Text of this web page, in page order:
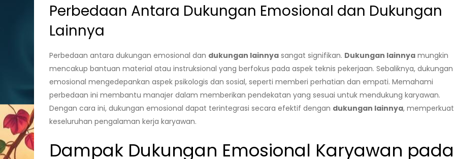
Perbedaan Antara Dukungan Emosional dan Dukungan
Lainnya
Perbedaan antara dukungan emosional dan dukungan lainnya sangat signifikan. Dukungan lainnya mungkin
mencakup bantuan material atau instruksional yang berfokus pada aspek teknis pekerjaan. Sebaliknya, dukungan
emosional mengedepankan aspek psikologis dan sosial, seperti memberi perhatian dan empati. Memahami
perbedaan ini membantu manajer dalam memberikan pendekatan yang sesuai untuk mendukung karyawan.
Dengan cara ini, dukungan emosional dapat terintegrasi secara efektif dengan dukungan lainnya, memperkuat
keseluruhan pengalaman kerja karyawan.
Dampak Dukungan Emosional Karyawan pada